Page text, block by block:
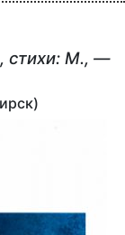
стихи: М., —